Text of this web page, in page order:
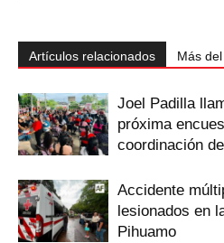
Artículos relacionados Más
Joel Padilla
próxima
coordinación
Accidente
lesionados en
Pihuamo